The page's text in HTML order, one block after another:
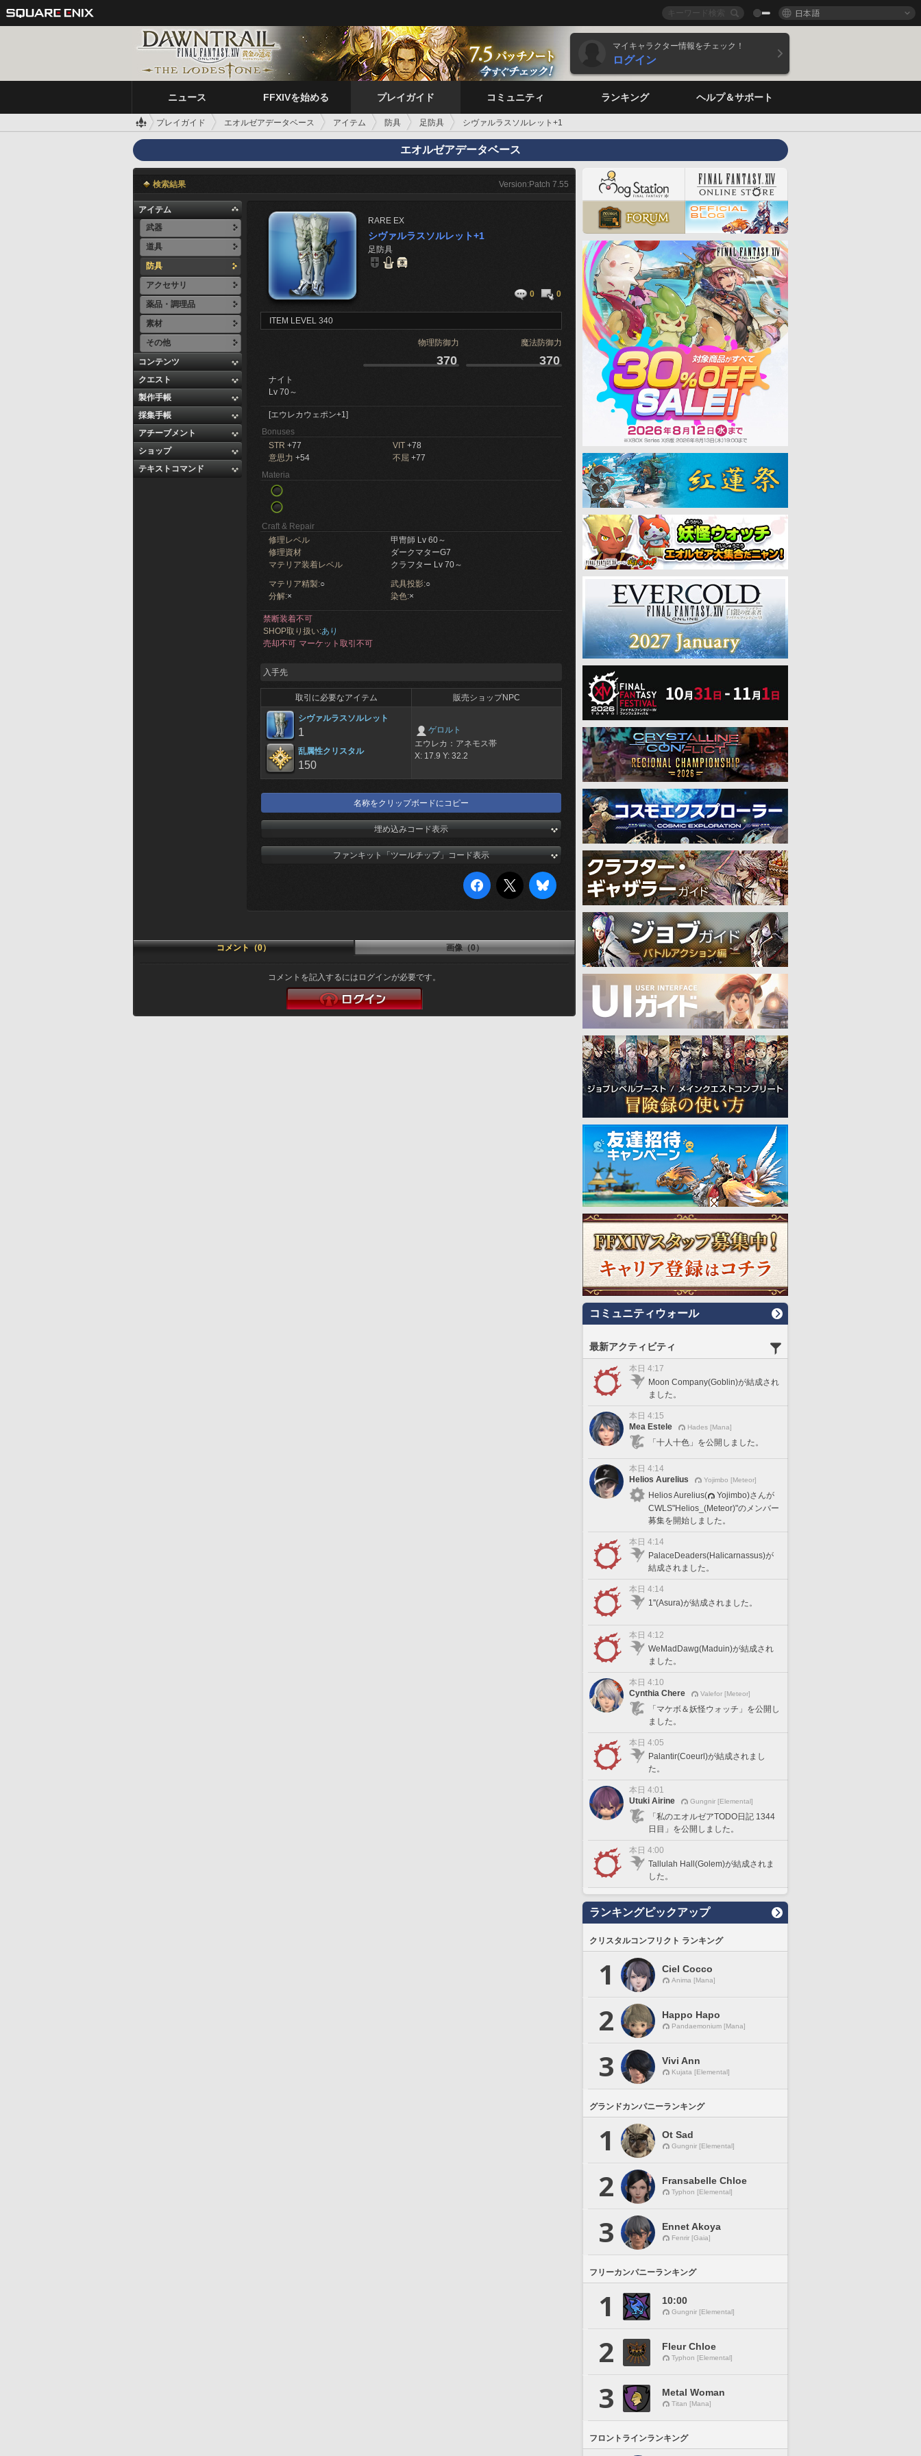
日本語
マイキャラクター情報をチェック！
ログイン
ニュース FFXIVを始める プレイガイド コミュニティ ランキング ヘルプ＆サポート
プレイガイド エオルゼアデータベース アイテム 防具 足防具 シヴァルラスソルレット+1
エオルゼアデータベース
検索結果 Version:Patch 7.55
アイテム
武器
道具
防具
アクセサリ
薬品・調理品
素材
その他
コンテンツ
クエスト
製作手帳
採集手帳
アチーブメント
ショップ
テキストコマンド
RARE EX
シヴァルラスソルレット+1
足防具
0 0
ITEM LEVEL 340
物理防御力 魔法防御力
370 370
ナイト
Lv 70～
[エウレカウェポン+1]
Bonuses
STR +77 VIT +78
意思力 +54 不屈 +77
Materia
Craft & Repair
修理レベル
甲冑師 Lv 60～
修理資材
ダークマターG7
マテリア装着レベル
クラフター Lv 70～
マテリア精製:○ 武具投影:○
分解:× 染色:×
禁断装着不可
SHOP取り扱い:あり
売却不可 マーケット取引不可
入手先
取引に必要なアイテム 販売ショップNPC
シヴァルラスソルレット
1
乱属性クリスタル
150
ゲロルト
エウレカ：アネモス帯
X: 17.9 Y: 32.2
名称をクリップボードにコピー
埋め込みコード表示
ファンキット「ツールチップ」コード表示
コメント（0） 画像（0）
コメントを記入するにはログインが必要です。
コミュニティウォール
最新アクティビティ
本日 4:17
Moon Company(Goblin)が結成され
ました。
本日 4:15
Mea Estele
Hades [Mana]
「十人十色」を公開しました。
本日 4:14
Helios Aurelius
Yojimbo [Meteor]
Helios Aurelius(
Yojimbo)さんが
CWLS"Helios_(Meteor)"のメンバー
募集を開始しました。
本日 4:14
PalaceDeaders(Halicarnassus)が
結成されました。
本日 4:14
1''(Asura)が結成されました。
本日 4:12
WeMadDawg(Maduin)が結成され
ました。
本日 4:10
Cynthia Chere
Valefor [Meteor]
「マケボ＆妖怪ウォッチ」を公開し
ました。
本日 4:05
Palantir(Coeurl)が結成されまし
た。
本日 4:01
Utuki Airine
Gungnir [Elemental]
「私のエオルゼアTODO日記 1344
日目」を公開しました。
本日 4:00
Tallulah Hall(Golem)が結成されま
した。
ランキングピックアップ
クリスタルコンフリクト ランキング
1 Ciel Cocco
Anima [Mana]
2 Happo Hapo
Pandaemonium [Mana]
3 Vivi Ann
Kujata [Elemental]
グランドカンパニーランキング
1 Ot Sad
Gungnir [Elemental]
2 Fransabelle Chloe
Typhon [Elemental]
3 Ennet Akoya
Fenrir [Gaia]
フリーカンパニーランキング
1 10:00
Gungnir [Elemental]
2 Fleur Chloe
Typhon [Elemental]
3 Metal Woman
Titan [Mana]
フロントラインランキング